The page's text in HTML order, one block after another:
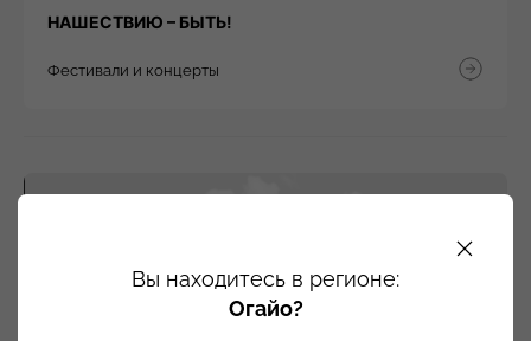
НАШЕСТВИЮ – БЫТЬ!
Фестивали и концерты
Вы находитесь в регионе:
Огайо?